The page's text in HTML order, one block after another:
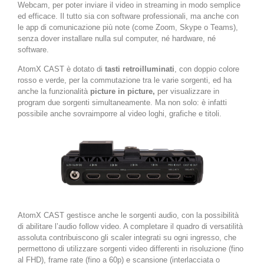
Webcam, per poter inviare il video in streaming in modo semplice
ed efficace. Il tutto sia con software professionali, ma anche con
le app di comunicazione più note (come Zoom, Skype o Teams),
senza dover installare nulla sul computer, né hardware, né
software.
AtomX CAST è dotato di tasti retroilluminati, con doppio colore
rosso e verde, per la commutazione tra le varie sorgenti, ed ha
anche la funzionalità picture in picture, per visualizzare in
program due sorgenti simultaneamente. Ma non solo: è infatti
possibile anche sovraimporre al video loghi, grafiche e titoli.
AtomX CAST gestisce anche le sorgenti audio, con la possibilità
di abilitare l’audio follow video. A completare il quadro di versatilità
assoluta contribuiscono gli scaler integrati su ogni ingresso, che
permettono di utilizzare sorgenti video differenti in risoluzione (fino
al FHD), frame rate (fino a 60p) e scansione (interlacciata o